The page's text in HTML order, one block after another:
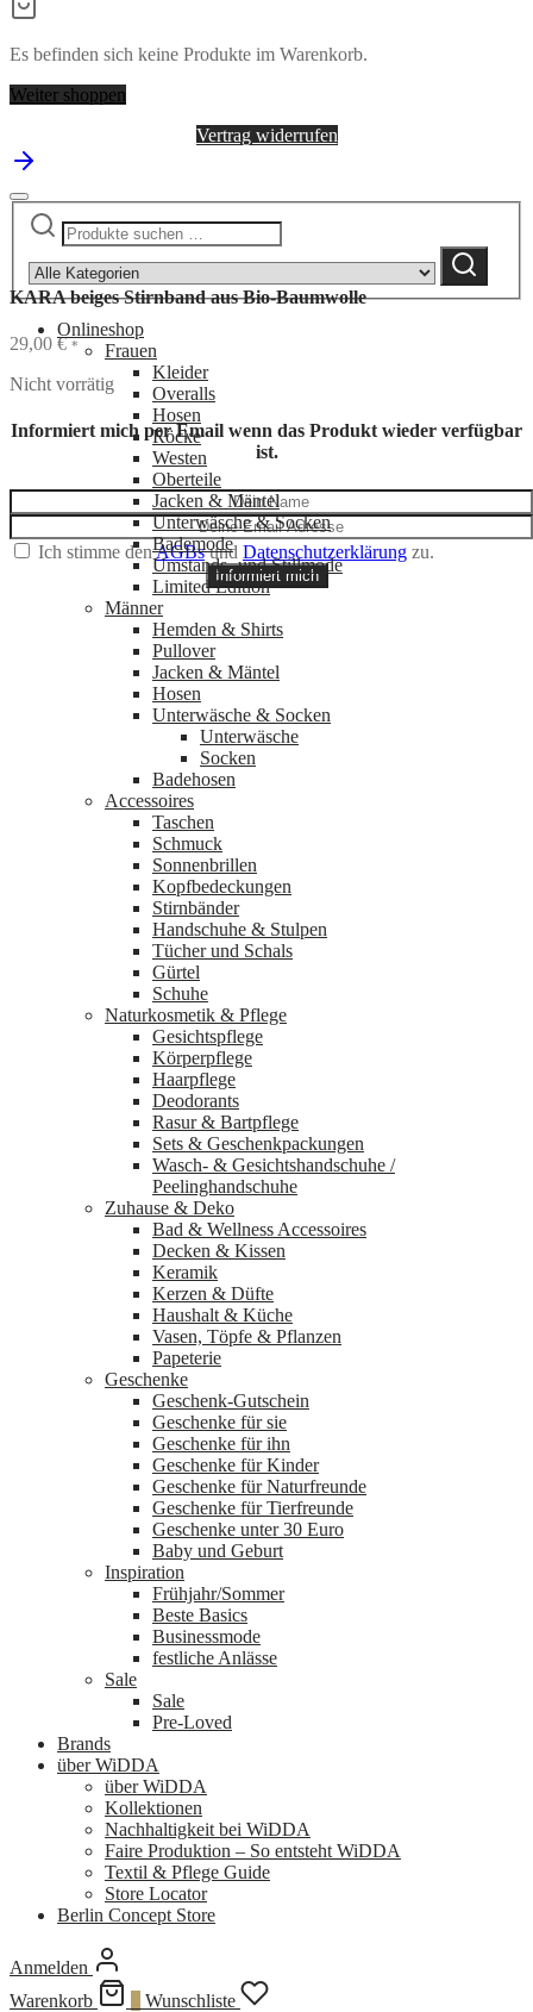
KARA beiges Stirnband aus Bio-Baumwolle
29,00 € *
Nicht vorrätig
Informiert mich per Email wenn das Produkt wieder verfügbar
ist.
Ich stimme denAGBsund Datenschutzerklärung zu.
Informiert mich
Es befinden sich keine Produkte im Warenkorb.
Weiter shoppen
Vertrag widerrufen
Suchen
nach:
category:
Suchen
Onlineshop
Frauen
Kleider
Overalls
Hosen
Röcke
Westen
Oberteile
Jacken & Mäntel
Unterwäsche & Socken
Bademode
Umstands- und Stillmode
Limited Edition
Männer
Hemden & Shirts
Pullover
Jacken & Mäntel
Hosen
Unterwäsche & Socken
Unterwäsche
Socken
Badehosen
Accessoires
Taschen
Schmuck
Sonnenbrillen
Kopfbedeckungen
Stirnbänder
Handschuhe & Stulpen
Tücher und Schals
Gürtel
Schuhe
Naturkosmetik & Pflege
Gesichtspflege
Körperpflege
Haarpflege
Deodorants
Rasur & Bartpflege
Sets & Geschenkpackungen
Wasch‑ & Gesichtshandschuhe /
Peelinghandschuhe
Zuhause & Deko
Bad & Wellness Accessoires
Decken & Kissen
Keramik
Kerzen & Düfte
Haushalt & Küche
Vasen, Töpfe & Pflanzen
Papeterie
Geschenke
Geschenk-Gutschein
Geschenke für sie
Geschenke für ihn
Geschenke für Kinder
Geschenke für Naturfreunde
Geschenke für Tierfreunde
Geschenke unter 30 Euro
Baby und Geburt
Inspiration
Frühjahr/Sommer
Beste Basics
Businessmode
festliche Anlässe
Sale
Sale
Pre-Loved
Brands
über WiDDA
über WiDDA
Kollektionen
Nachhaltigkeit bei WiDDA
Faire Produktion – So entsteht WiDDA
Textil & Pflege Guide
Store Locator
Berlin Concept Store
Anmelden
Warenkorb
Wunschliste